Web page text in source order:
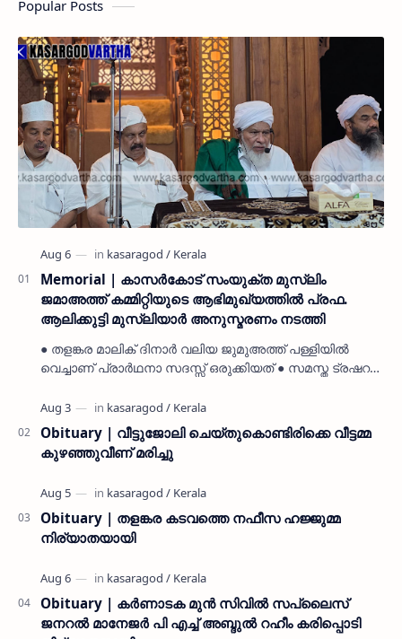
Popular Posts
Memorial | കാസർകോട് സംയുക്ത മുസ്ലിം
ജമാഅത്ത് കമ്മിറ്റിയുടെ ആഭിമുഖ്യത്തിൽ പ്രഫ.
ആലിക്കുട്ടി മുസ്ലിയാർ അനുസ്മരണം നടത്തി
● തളങ്കര മാലിക് ദിനാർ വലിയ ജുമുഅത്ത് പള്ളിയിൽ
വെച്ചാണ് പ്രാർഥനാ സദസ്സ് ഒരുക്കിയത് ● സമസ്ത ട്രഷറർ
നൽകി കാസ…
Obituary | വീട്ടുജോലി ചെയ്തുകൊണ്ടിരിക്കെ വീട്ടമ്മ
കുഴഞ്ഞുവീണ് മരിച്ചു
Obituary | തളങ്കര കടവത്തെ നഫീസ ഹജ്ജുമ്മ
നിര്യാതയായി
Obituary | കർണാടക മുൻ സിവില്‍ സപ്ലൈസ്
ജനറൽ മാനേജർ പി എച്ച് അബ്ദുൽ റഹീം കരിപ്പൊടി